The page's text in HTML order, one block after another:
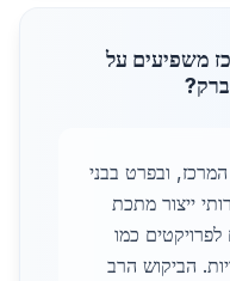
משפיעים על
ברק?
ובפרט בבני
ייצור מתכת
כמו
הביקוש הרב